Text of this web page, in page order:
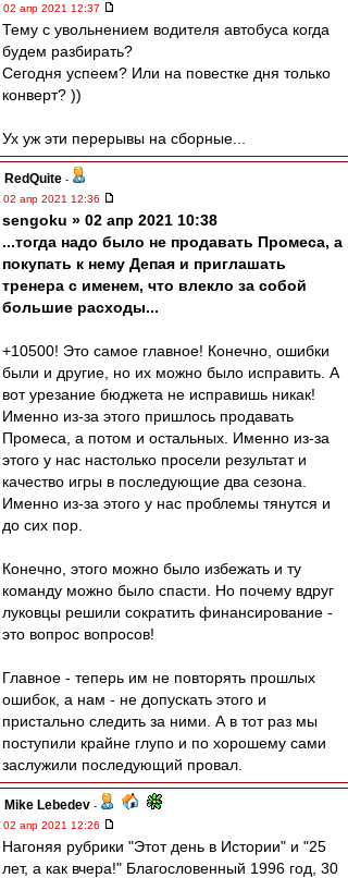
02 апр 2021 12:37
Тему с увольнением водителя автобуса когда
будем разбирать?
Сегодня успеем? Или на повестке дня только
конверт? ))
Ух уж эти перерывы на сборные...
RedQuite -
02 апр 2021 12:36
sengoku » 02 апр 2021 10:38
...тогда надо было не продавать Промеса, а
покупать к нему Депая и приглашать
тренера с именем, что влекло за собой
большие расходы...
+10500! Это самое главное! Конечно, ошибки
были и другие, но их можно было исправить. А
вот урезание бюджета не исправишь никак!
Именно из-за этого пришлось продавать
Промеса, а потом и остальных. Именно из-за
этого у нас настолько просели результат и
качество игры в последующие два сезона.
Именно из-за этого у нас проблемы тянутся и
до сих пор.
Конечно, этого можно было избежать и ту
команду можно было спасти. Но почему вдруг
луковцы решили сократить финансирование -
это вопрос вопросов!
Главное - теперь им не повторять прошлых
ошибок, а нам - не допускать этого и
пристально следить за ними. А в тот раз мы
поступили крайне глупо и по хорошему сами
заслужили последующий провал.
Mike Lebedev -
02 апр 2021 12:26
Нагоняя рубрики "Этот день в Истории" и "25
лет, а как вчера!" Благословенный 1996 год, 30